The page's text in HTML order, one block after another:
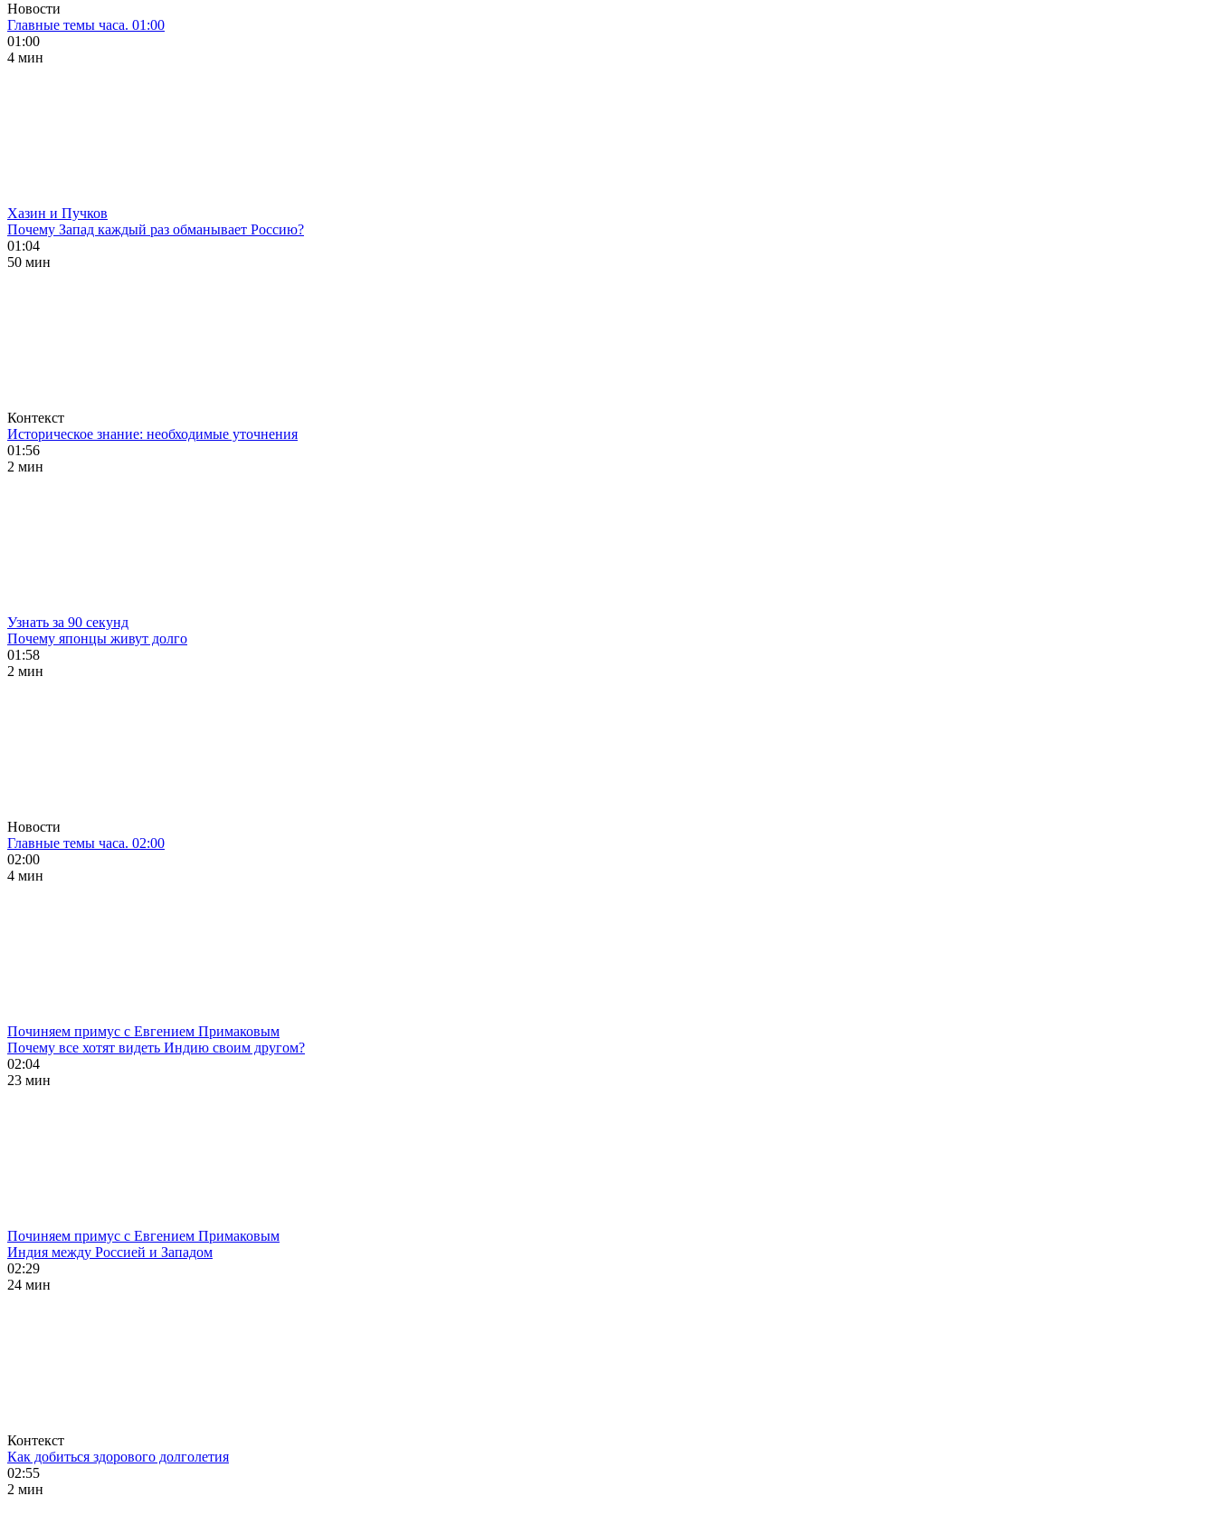
Новости
Главные темы часа. 01:00
01:00
4 мин
Хазин и Пучков
Почему Запад каждый раз обманывает Россию?
01:04
50 мин
Контекст
Историческое знание: необходимые уточнения
01:56
2 мин
Узнать за 90 секунд
Почему японцы живут долго
01:58
2 мин
Новости
Главные темы часа. 02:00
02:00
4 мин
Починяем примус с Евгением Примаковым
Почему все хотят видеть Индию своим другом?
02:04
23 мин
Починяем примус с Евгением Примаковым
Индия между Россией и Западом
02:29
24 мин
Контекст
Как добиться здорового долголетия
02:55
2 мин